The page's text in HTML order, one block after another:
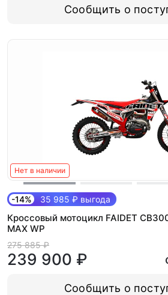
Сообщить о
Нет в наличии
-14% 35 985 ₽ выгода
Кроссовый мотоцикл FAIDET
MAX WP
275 885 ₽
239 900 ₽
Сообщить о